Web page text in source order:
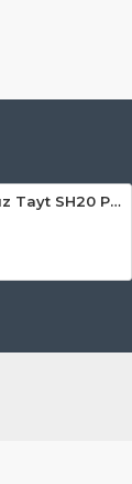
Asistan Askısız Tayt SH20 Pedli Siyah